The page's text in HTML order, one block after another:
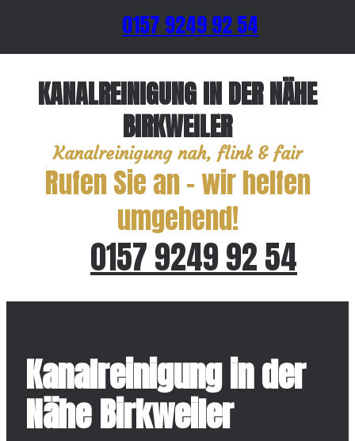
0157 9249 92 54
KANALREINIGUNG IN DER NÄHE
BIRKWEILER
Kanalreinigung nah, flink & fair
Rufen Sie an – wir helfen
umgehend!
0157 9249 92 54
Kanalreinigung in der
Nähe Birkweiler